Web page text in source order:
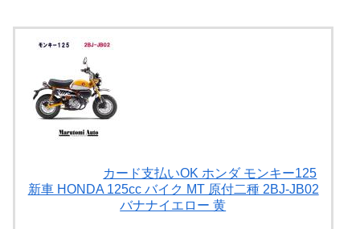
カード支払いOK ホンダ モンキー125
新車 HONDA 125cc バイク MT 原付二種 2BJ-JB02
バナナイエロー 黄